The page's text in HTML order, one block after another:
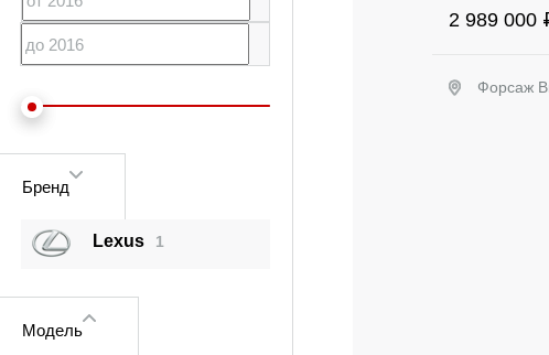
Бренд
Lexus 1
Модель
2 989 000
Форсаж